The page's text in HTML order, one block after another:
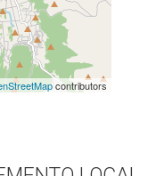
contributors